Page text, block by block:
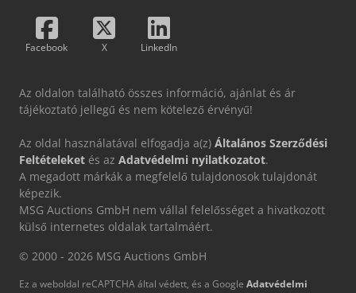
Facebook X LinkedIn
Az oldalon található összes információ, ajánlat és ár
tájékoztató jellegű és nem kötelező érvényű!
Az oldal használatával elfogadja a(z) Általános Szerződési
Feltételeket és az Adatvédelmi nyilatkozatot.
A megadott márkák a megfelelő tulajdonosok tulajdonát
képezik.
MSG Auctions GmbH nem vállal felelősséget a hivatkozott
külső internetes oldalak tartalmáért.
© 2000 - 2026 MSG Auctions GmbH
Ez a weboldal reCAPTCHA által védett, és a Google Adatvédelmi